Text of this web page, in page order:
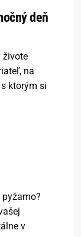
deň
živote
na
ktorým si
v